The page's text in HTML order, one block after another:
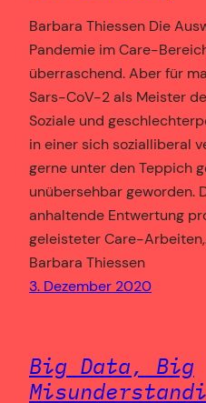
Barbara Thiessen Die
Pandemie im Care-
überraschend. Aber für
Sars-CoV-2 als Meister
Soziale und
in einer sich sozialliberal
gerne unter den Teppich
unübersehbar geworden.
anhaltende Entwertung
geleisteter Care-
Barbara Thiessen
3. Dezember 2020
Big Data, Big